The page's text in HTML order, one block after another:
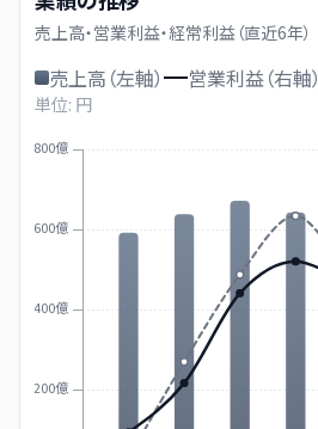
売上高・営業利益・経常利益（直近6年）
売上高（左軸） 営業利益（右軸）
単位: 円
200億
400億
600億
800億